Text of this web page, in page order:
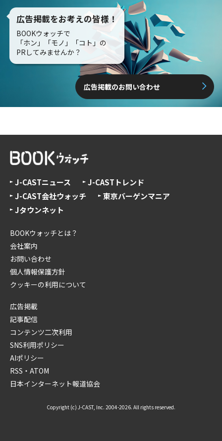
広告掲載をお考えの皆様！
BOOKウォッチで
「ホン」「モノ」「コト」の
PRしてみませんか？
広告掲載のお問い合わせ
J-CASTニュース
J-CASTトレンド
J-CAST会社ウォッチ
東京バーゲンマニア
Jタウンネット
BOOKウォッチとは？
会社案内
お問い合わせ
個人情報保護方針
クッキーの利用について
広告掲載
記事配信
コンテンツ二次利用
SNS利用ポリシー
AIポリシー
RSS・ATOM
日本インターネット報道協会
Copyright (c) J-CAST, Inc. 2004-2026. All rights reserved.